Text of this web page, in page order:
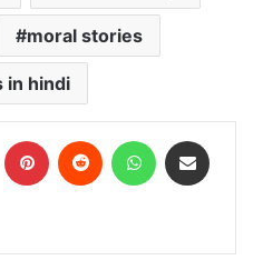
moral stories
in hindi
Tumblr Pinterest Reddit WhatsApp